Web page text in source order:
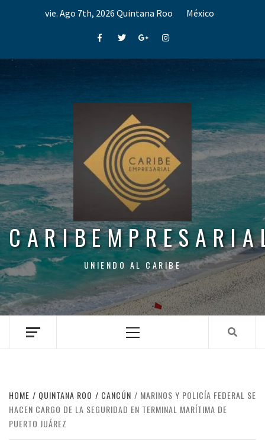
vie. Ago 7th, 2026 Quintana Roo México
FacebookTwitterGoogle+Instagram
UNIENDO AL CARIBE
Menu
HOME QUINTANA ROO CANCÚN
MARINOS Y POLICÍA FEDERAL SE
HACEN CARGO DE LA SEGURIDAD EN TERMINAL MARÍTIMA DE
PUERTO JUÁREZ